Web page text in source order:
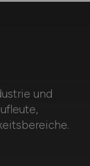
und